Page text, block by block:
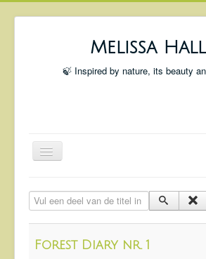
Melissa
🍃 Inspired by nature, its beauty
Toggle
Shop
Vul een deel van de titel in
Forest Diary nr. 1